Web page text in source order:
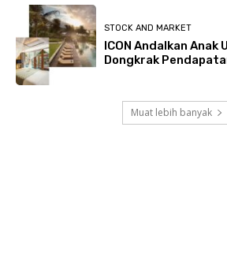
STOCK AND MARKET
ICON Andalkan Anak
Dongkrak
Muat lebih banyak